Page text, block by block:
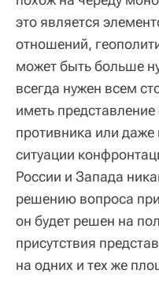
это является
отношений,
может быть больше
всегда нужен всем
иметь
противника или
ситуации
России и Запада
решению вопроса
он будет решен на
присутствия
на одних и тех же